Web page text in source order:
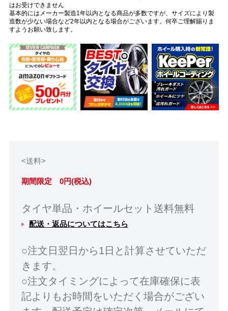
はお受けできません
基本的にはメーカー製造1年以内となる商品が多数ですが、サイズにより製
造数が少ない場合など2年以内となる場合がございます。何卒ご理解賜りま
すようお願い致します。
<送料>
期間限定 0円(税込)
タイヤ単品・ホイールセット送料無料
配送・返品についてはこちら
○注文日翌日から1日と計算させていただ
きます。
○注文タイミングによって在庫確保に表
記よりもお時間をいただく場合がござい